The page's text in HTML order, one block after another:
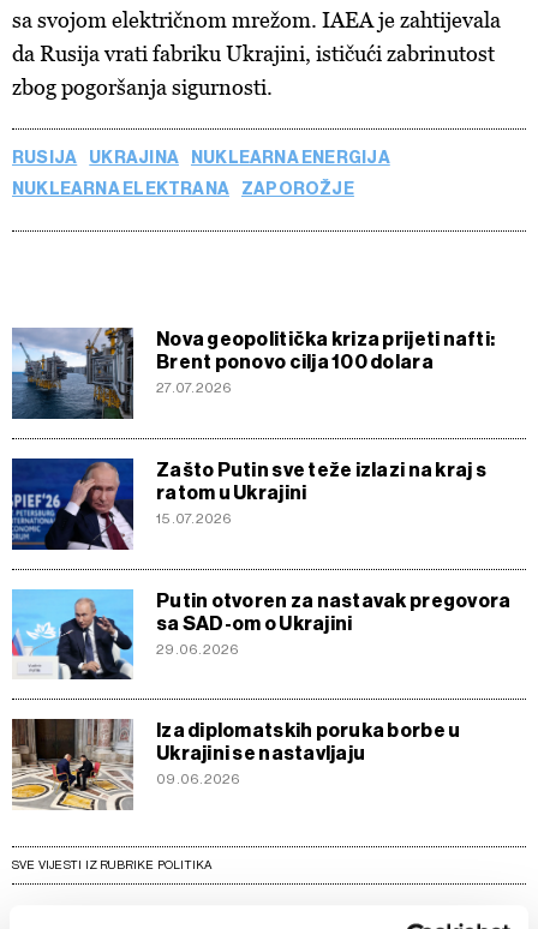
sa svojom električnom mrežom. IAEA je zahtijevala
da Rusija vrati fabriku Ukrajini, ističući zabrinutost
zbog pogoršanja sigurnosti.
RUSIJA UKRAJINA
NUKLEARNA ENERGIJA
NUKLEARNA ELEKTRANA
ZAPOROŽJE
Nova geopolitička kriza prijeti nafti:
Brent ponovo cilja 100 dolara
27.07.2026
Zašto Putin sve teže izlazi na kraj s
ratom u Ukrajini
15.07.2026
Putin otvoren za nastavak pregovora
sa SAD-om o Ukrajini
29.06.2026
Iza diplomatskih poruka borbe u
Ukrajini se nastavljaju
09.06.2026
SVE VIJESTI IZ RUBRIKE POLITIKA